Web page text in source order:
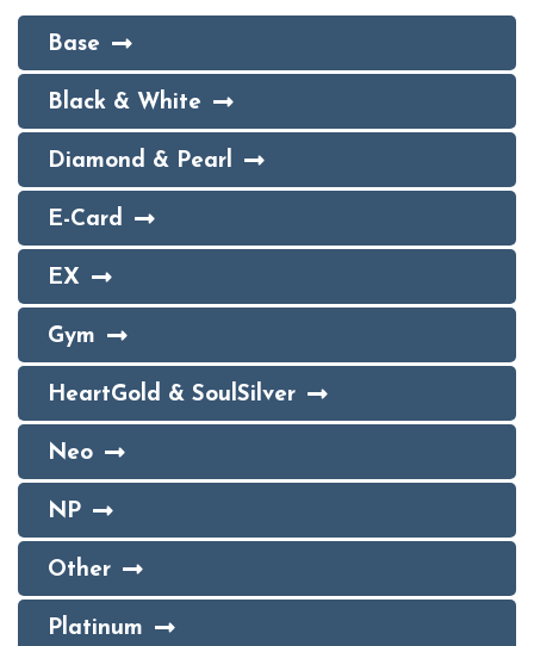
Base
Black & White
Diamond & Pearl
E-Card
EX
Gym
HeartGold & SoulSilver
Neo
NP
Other
Platinum